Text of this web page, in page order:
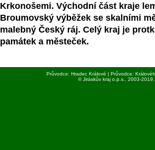
Krkonošemi. Východní část kraje
Broumovský výběžek se skalními
malebný Český ráj. Celý kraj je
památek a městeček.
Průvodce: Hradec Králové | Průvodce:
© Jiráskův kraj o.p.s., 2003-2019